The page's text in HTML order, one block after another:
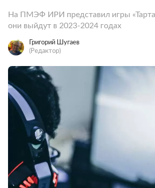
На ПМЭФ ИРИ представил игры
они выйдут в 2023-2024 годах
Григорий Шугаев
(Редактор)